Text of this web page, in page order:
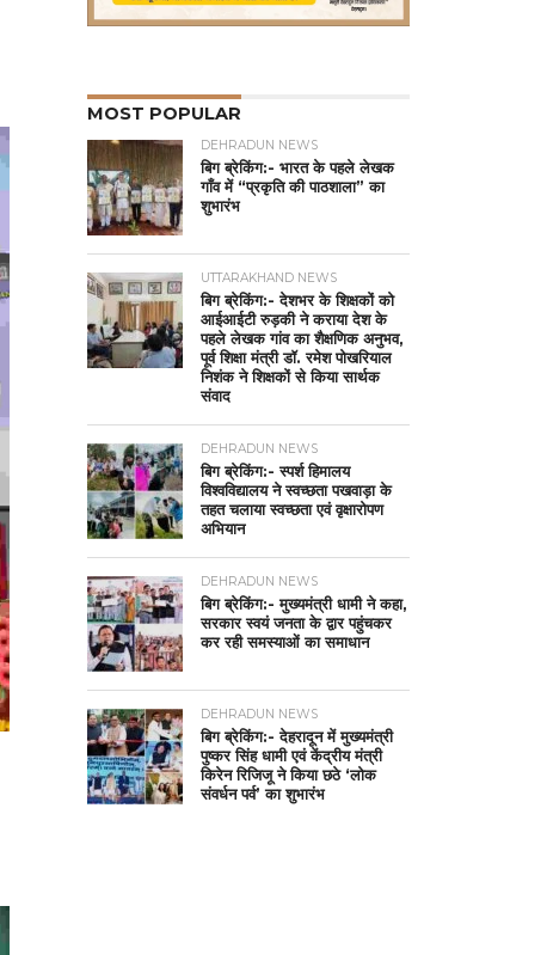
MOST POPULAR
DEHRADUN NEWS
बिग ब्रेकिंग:- भारत के पहले लेखक
गाँव में “प्रकृति की पाठशाला” का
शुभारंभ
UTTARAKHAND NEWS
बिग ब्रेकिंग:- देशभर के शिक्षकों को
आईआईटी रुड़की ने कराया देश के
पहले लेखक गांव का शैक्षणिक अनुभव,
पूर्व शिक्षा मंत्री डॉ. रमेश पोखरियाल
निशंक ने शिक्षकों से किया सार्थक
संवाद
DEHRADUN NEWS
बिग ब्रेकिंग:- स्पर्श हिमालय
विश्वविद्यालय ने स्वच्छता पखवाड़ा के
तहत चलाया स्वच्छता एवं वृक्षारोपण
अभियान
DEHRADUN NEWS
बिग ब्रेकिंग:- मुख्यमंत्री धामी ने कहा,
सरकार स्वयं जनता के द्वार पहुंचकर
कर रही समस्याओं का समाधान
DEHRADUN NEWS
बिग ब्रेकिंग:- देहरादून में मुख्यमंत्री
पुष्कर सिंह धामी एवं केंद्रीय मंत्री
किरेन रिजिजू ने किया छठे ‘लोक
संवर्धन पर्व’ का शुभारंभ